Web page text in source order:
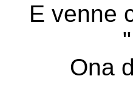
E venne
Ona